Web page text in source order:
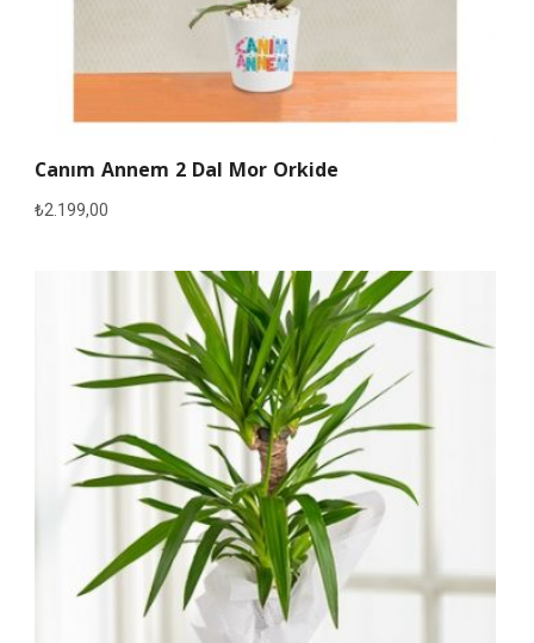
Canım Annem 2 Dal Mor Orkide
₺2.199,00